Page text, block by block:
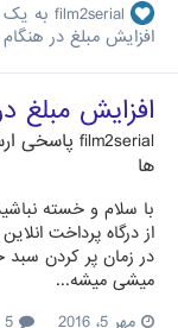
film2serial به یک
افزایش مبلغ در
افزایش مبلغ
film2serial پاسخی
ها
با سلام و خسته
از درگاه پرداخت
میشی میشه...
مهر 5، 2016